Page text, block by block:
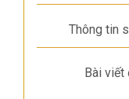
Thông tin
Bài viết